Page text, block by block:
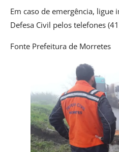
Em caso de emergência, ligue
Defesa Civil pelos telefones
Fonte Prefeitura de Morretes